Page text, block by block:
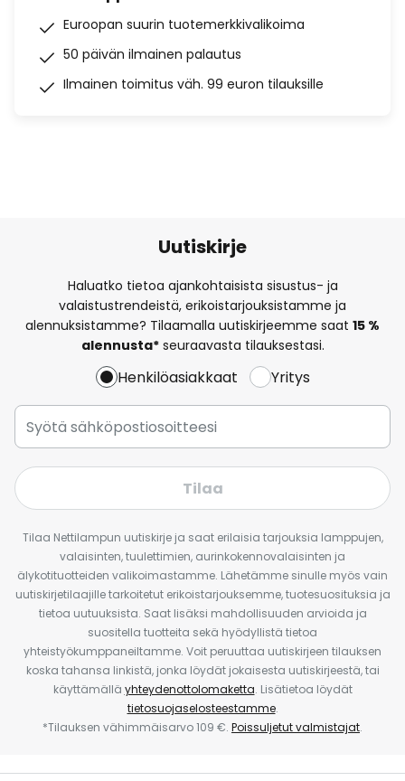
Euroopan suurin tuotemerkkivalikoima
50 päivän ilmainen palautus
Ilmainen toimitus väh. 99 euron tilauksille
Uutiskirje
Haluatko tietoa ajankohtaisista sisustus- ja
valaistustrendeistä, erikoistarjouksistamme ja
alennuksistamme? Tilaamalla uutiskirjeemme saat 15 %
alennusta*seuraavasta tilauksestasi.
Henkilöasiakkaat Yritys
Tilaa
Tilaa Nettilampun uutiskirje ja saat erilaisia tarjouksia lamppujen,
valaisinten, tuulettimien, aurinkokennovalaisinten ja
älykotituotteiden valikoimastamme. Lähetämme sinulle myös vain
uutiskirjetilaajille tarkoitetut erikoistarjouksemme, tuotesuosituksia ja
tietoa uutuuksista. Saat lisäksi mahdollisuuden arvioida ja
suositella tuotteita sekä hyödyllistä tietoa
yhteistyökumppaneiltamme. Voit peruuttaa uutiskirjeen tilauksen
koska tahansa linkistä, jonka löydät jokaisesta uutiskirjeestä, tai
käyttämällä yhteydenottolomaketta. Lisätietoa löydät
tietosuojaselosteestamme.
*Tilauksen vähimmäisarvo 109 €. Poissuljetut valmistajat.